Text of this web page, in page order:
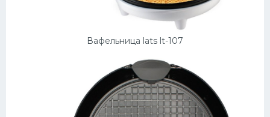
Вафельница lats lt-107